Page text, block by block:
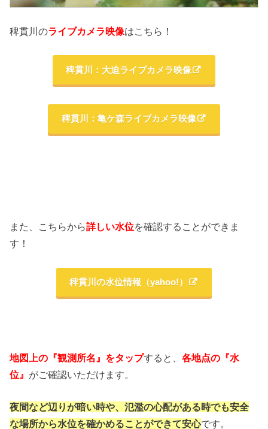
稗貫川のライブカメラ映像はこちら！
稗貫川：大迫ライブカメラ映像
稗貫川：亀ケ森ライブカメラ映像
また、こちらから詳しい水位を確認することができま
す！
稗貫川の水位情報（yahoo!）
地図上の『観測所名』をタップすると、各地点の『水
位』 がご確認いただけます。
夜間など辺りが暗い時や、氾濫の心配がある時でも安全
な場所から水位を確かめることができて安心です。